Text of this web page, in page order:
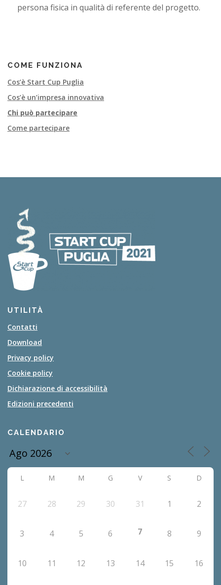
persona fisica in qualità di referente del progetto.
COME FUNZIONA
Cos’è Start Cup Puglia
Cos’è un’impresa innovativa
Chi può partecipare
Come partecipare
UTILITÀ
Contatti
Download
Privacy policy
Cookie policy
Dichiarazione di accessibilità
Edizioni precedenti
CALENDARIO
L M M G V S D
27 28 29 30 31 1 2
3 4 5 6 7 8 9
10 11 12 13 14 15 16